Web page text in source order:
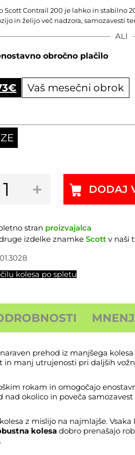
Scott Contrail 200 je lahko in stabilno
in želijo več nadzora, samozavesti
ALI
obročno plačilo
€ Vaš mesečni obrok
+ DODAJ
stran proizvajalca
izdelke znamkeScott v naši
kolesa po spletu
prehod iz manjšega
manj utrujenosti pri daljših
rokam in omogočajo
okolico in poveča
z mislijo na najmlajše.
kolesadobro prenašajo